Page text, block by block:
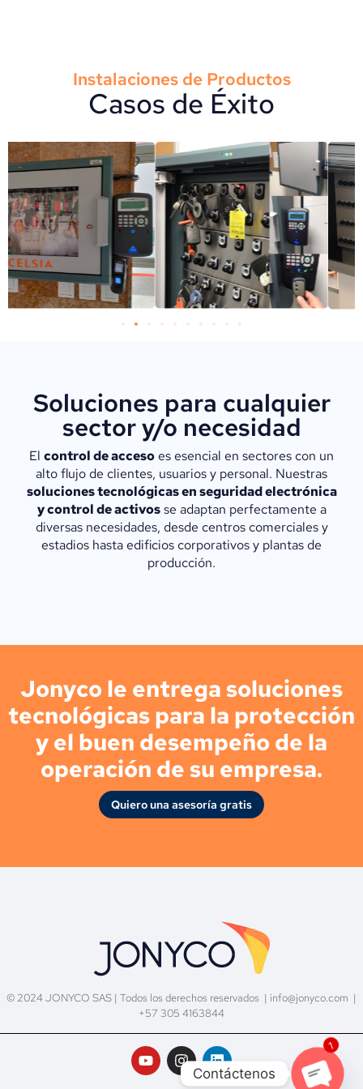
Instalaciones de Productos
Casos de Éxito
Soluciones para cualquier
sector y/o necesidad
El control de accesoes esencial en sectores con un
alto flujo de clientes, usuarios y personal. Nuestras
soluciones tecnológicas en seguridad electrónica
y control de activosse adaptan perfectamente a
diversas necesidades, desde centros comerciales y
estadios hasta edificios corporativos y plantas de
producción.
Jonyco le entrega soluciones
tecnológicas para la protección
y el buen desempeño de la
operación de su empresa.
Quiero una asesoría gratis
© 2024 JONYCO SAS | Todos los derechos reservados | info@jonyco.com |
+57 305 4163844
Contáctenos
1